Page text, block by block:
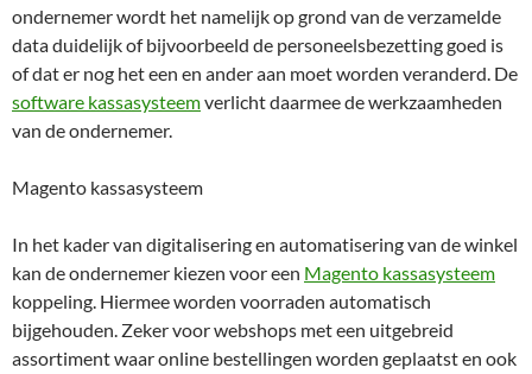
ondernemer wordt het namelijk op grond van de verzamelde
data duidelijk of bijvoorbeeld de personeelsbezetting goed is
of dat er nog het een en ander aan moet worden veranderd. De
software kassasysteemverlicht daarmee de werkzaamheden
van de ondernemer.
Magento kassasysteem
In het kader van digitalisering en automatisering van de winkel
kan de ondernemer kiezen voor een Magento kassasysteem
koppeling. Hiermee worden voorraden automatisch
bijgehouden. Zeker voor webshops met een uitgebreid
assortiment waar online bestellingen worden geplaatst en ook